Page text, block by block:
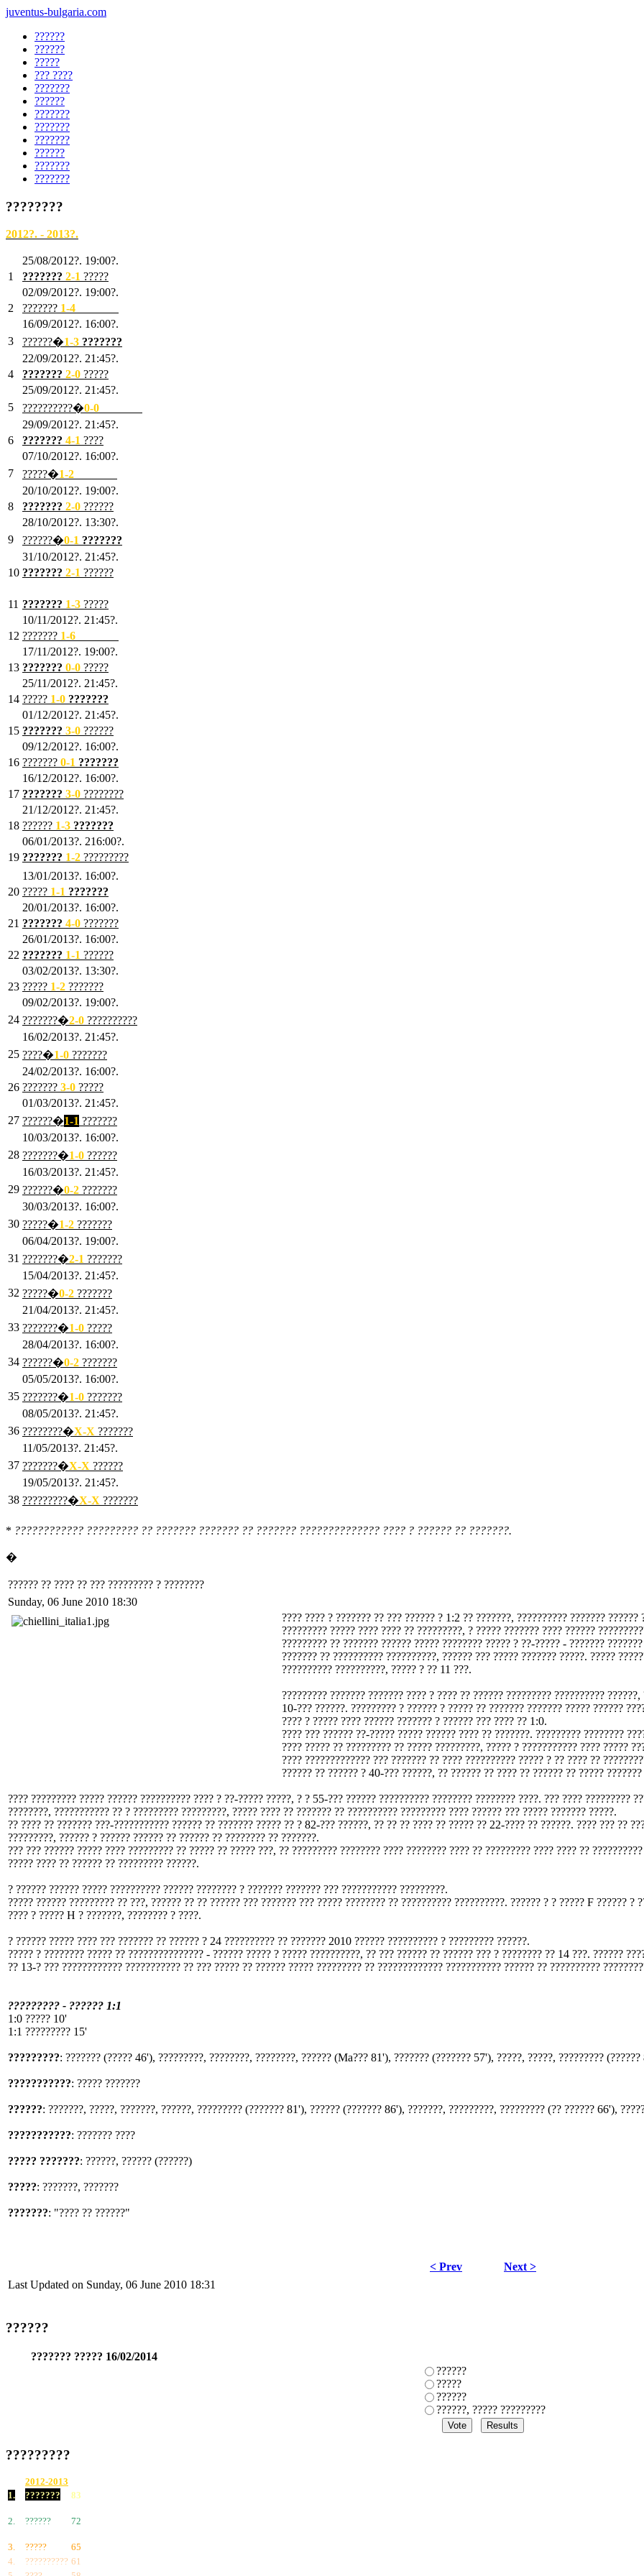
juventus-bulgaria.com
??????
??????
?????
??? ????
???????
??????
???????
???????
???????
??????
???????
???????
????????
2012?. - 2013?.
25/08/2012?. 19:00?.
1
??????? 2-1 ?????
02/09/2012?. 19:00?.
2
??????? 1-4
16/09/2012?. 16:00?.
3
??????�1-3 ???????
22/09/2012?. 21:45?.
4
??????? 2-0 ?????
25/09/2012?. 21:45?.
5
??????????�0-0
29/09/2012?. 21:45?.
6
??????? 4-1 ????
07/10/2012?. 16:00?.
7
?????�1-2
20/10/2012?. 19:00?.
8
??????? 2-0 ??????
28/10/2012?. 13:30?.
9
??????�0-1 ???????
31/10/2012?. 21:45?.
10 ??????? 2-1 ??????
11 ??????? 1-3 ?????
10/11/2012?. 21:45?.
12 ??????? 1-6
17/11/2012?. 19:00?.
13 ??????? 0-0 ?????
25/11/2012?. 21:45?.
14 ????? 1-0 ???????
01/12/2012?. 21:45?.
15 ??????? 3-0 ??????
09/12/2012?. 16:00?.
16 ??????? 0-1 ???????
16/12/2012?. 16:00?.
17 ??????? 3-0 ????????
21/12/2012?. 21:45?.
18 ?????? 1-3 ???????
06/01/2013?. 216:00?.
19 ??????? 1-2 ?????????
13/01/2013?. 16:00?.
20 ????? 1-1 ???????
20/01/2013?. 16:00?.
21 ??????? 4-0 ???????
26/01/2013?. 16:00?.
22 ??????? 1-1 ??????
03/02/2013?. 13:30?.
23 ????? 1-2 ???????
09/02/2013?. 19:00?.
24 ???????�2-0 ??????????
16/02/2013?. 21:45?.
25 ????�1-0 ???????
24/02/2013?. 16:00?.
26 ??????? 3-0 ?????
01/03/2013?. 21:45?.
27 ??????�1-1 ???????
10/03/2013?. 16:00?.
28 ???????�1-0 ??????
16/03/2013?. 21:45?.
29 ??????�0-2 ???????
30/03/2013?. 16:00?.
30 ?????�1-2 ???????
06/04/2013?. 19:00?.
31 ???????�2-1 ???????
15/04/2013?. 21:45?.
32 ?????�0-2 ???????
21/04/2013?. 21:45?.
33 ???????�1-0 ?????
28/04/2013?. 16:00?.
34 ??????�0-2 ???????
05/05/2013?. 16:00?.
35 ???????�1-0 ???????
08/05/2013?. 21:45?.
36 ????????�X-X ???????
11/05/2013?. 21:45?.
37 ???????�X-X ??????
19/05/2013?. 21:45?.
38 ?????????�X-X ???????
* ???????????? ????????? ?? ??????? ??????? ?? ??????? ?????????????? ???? ? ?????? ?? ???????.
�
?????? ?? ???? ?? ??? ????????? ? ????????
Sunday, 06 June 2010 18:30
???? ???? ? ??????? ?? ??? ?????? ? 1:2 ?? ???????, ?????????? ???????
????????? ????? ???? ???? ?? ?????????, ? ????? ??????? ???? ??????
????????? ?? ??????? ?????? ????? ???????? ????? ? ??-????? - ???????
??????? ?? ?????????? ??????????, ?????? ??? ????? ??????? ?????. ?????
?????????? ??????????, ????? ? ?? 11 ???.
????????? ??????? ??????? ???? ? ???? ?? ?????? ????????? ??????????
10-??? ??????. ????????? ? ?????? ? ????? ?? ??????? ??????? ????? ??????
???? ? ????? ???? ?????? ??????? ? ?????? ??? ???? ?? 1:0.
???? ??? ?????? ??-????? ????? ?????? ???? ?? ???????. ????????? ????????
???? ????? ?? ????????? ?? ????? ?????????, ????? ? ??????????? ???? ?????
???? ????????????? ??? ??????? ?? ???? ?????????? ????? ? ?? ???? ??
?????? ?? ?????? ? 40-??? ??????, ?? ?????? ?? ???? ?? ?????? ?? ?????
???? ????????? ????? ?????? ?????????? ???? ? ??-????? ?????, ? ? 55-??? ?????? ?????????? ???????? ???????? ????. ??? ???? ?????????
????????, ??????????? ?? ? ????????? ?????????, ????? ???? ?? ??????? ?? ?????????? ????????? ???? ?????? ??? ????? ??????? ?????.
?? ???? ?? ??????? ???-??????????? ?????? ?? ??????? ????? ?? ? 82-??? ??????, ?? ?? ?? ???? ?? ????? ?? 22-???? ?? ??????. ???? ??? ??
?????????, ?????? ? ?????? ?????? ?? ?????? ?? ???????? ?? ???????.
??? ??? ?????? ????? ???? ????????? ?? ????? ?? ????? ???, ?? ????????? ???????? ???? ???????? ???? ?? ????????? ???? ???? ??
????? ???? ?? ?????? ?? ????????? ??????.
? ?????? ?????? ????? ?????????? ?????? ???????? ? ??????? ??????? ??? ??????????? ?????????.
????? ?????? ????????? ?? ???, ?????? ?? ?? ?????? ??? ??????? ??? ????? ???????? ?? ?????????? ??????????. ?????? ? ? ????? F ??????
???? ? ????? H ? ???????, ???????? ? ????.
? ?????? ????? ???? ??? ??????? ?? ?????? ? 24 ?????????? ?? ??????? 2010 ?????? ?????????? ? ????????? ??????.
????? ? ???????? ????? ?? ??????????????? - ?????? ????? ? ????? ??????????, ?? ??? ?????? ?? ?????? ??? ? ???????? ?? 14 ???. ??????
?? 13-? ??? ???????????? ??????????? ?? ??? ????? ?? ?????? ????? ????????? ?? ????????????? ??????????? ?????? ?? ??????????
????????? - ?????? 1:1
1:0 ????? 10'
1:1 ????????? 15'
?????????: ??????? (????? 46'), ?????????, ????????, ????????, ?????? (Ma??? 81'), ??????? (??????? 57'), ?????, ?????, ?????????
???????????: ????? ???????
??????: ???????, ?????, ???????, ??????, ????????? (??????? 81'), ?????? (??????? 86'), ???????, ?????????, ????????? (?? ?????? 66'),
???????????: ??????? ????
????? ???????: ??????, ?????? (??????)
?????: ???????, ???????
???????: "???? ?? ??????"
< Prev
Next >
Last Updated on Sunday, 06 June 2010 18:31
??????
??????? ????? 16/02/2014
??????
?????
??????
??????, ????? ?????????
?????????
2012-2013
1.
??????? 83
2. ?????? 72
3. ?????
65
4.
?????????? 61